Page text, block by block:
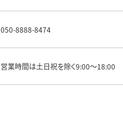
050-8888-8474
営業時間は土日祝を除く9:00～18:00